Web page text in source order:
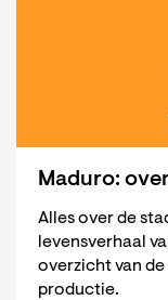
Maduro:
Alles over de
levensverhaal
overzicht van
productie.